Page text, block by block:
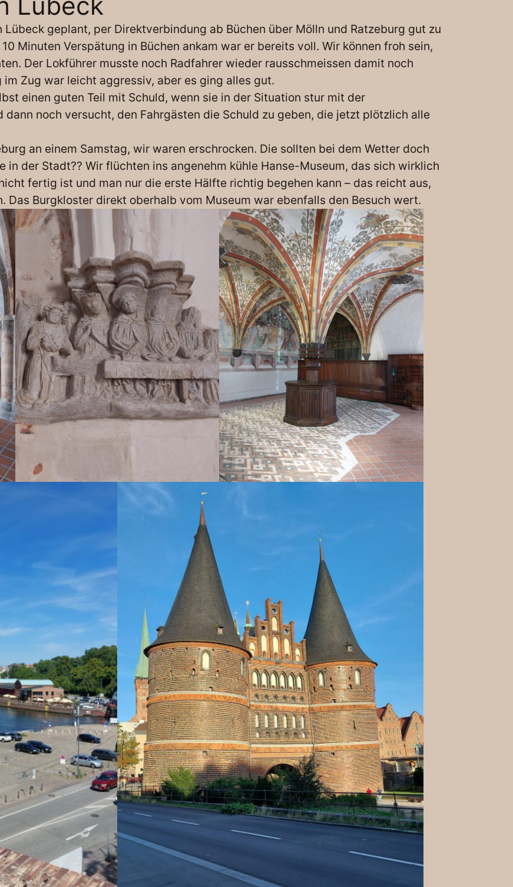
geplant, per Direktverbindung ab Büchen über Mölln und Ratzeburg gut zu
Minuten Verspätung in Büchen ankam war er bereits voll. Wir können froh sein,
Der Lokführer musste noch Radfahrer wieder rausschmeissen damit noch
Zug war leicht aggressiv, aber es ging alles gut.
einen guten Teil mit Schuld, wenn sie in der Situation stur mit der
noch versucht, den Fahrgästen die Schuld zu geben, die jetzt plötzlich alle
an einem Samstag, wir waren erschrocken. Die sollten bei dem Wetter doch
in der Stadt?? Wir flüchten ins angenehm kühle Hanse-Museum, das sich wirklich
fertig ist und man nur die erste Hälfte richtig begehen kann – das reicht aus,
Das Burgkloster direkt oberhalb vom Museum war ebenfalls den Besuch wert.